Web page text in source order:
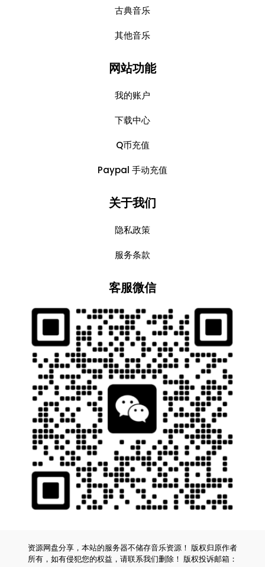
古典音乐
其他音乐
网站功能
我的账户
下载中心
Q币充值
Paypal 手动充值
关于我们
隐私政策
服务条款
客服微信
资源网盘分享，本站的服务器不储存音乐资源！ 版权归原作者
所有，如有侵犯您的权益，请联系我们删除！ 版权投诉邮箱：